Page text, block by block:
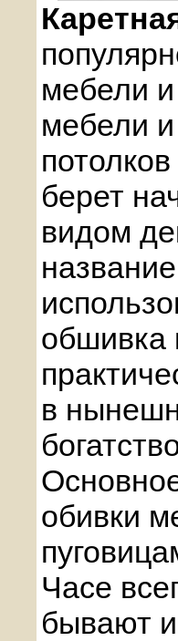
мебели
мебели
берет
видом
обшивка
в
обивки
Часе
бывают